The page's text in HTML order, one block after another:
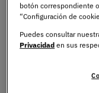
Facultad de
botón correspondiente
“Configuración de
Puedes consultar
Privacidad en sus